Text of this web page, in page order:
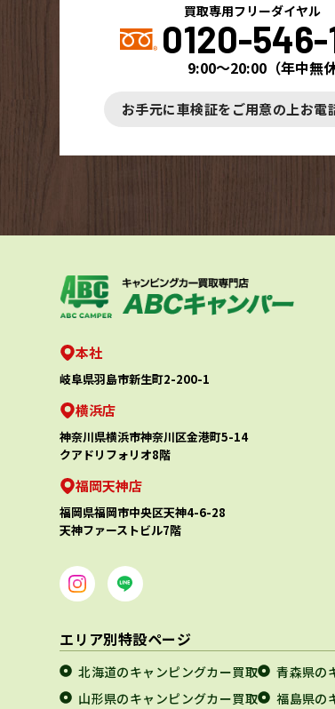
買取専用フリーダイヤル
0120-546-
9:00～20:00 （年中無
お手元に車検証をご用意の上お電
本社
岐阜県羽島市新生町2-200-1
横浜店
神奈川県横浜市神奈川区金港町5-14
クアドリフォリオ8階
福岡天神店
福岡県福岡市中央区天神4-6-28
天神ファーストビル7階
エリア別特設ページ
北海道のキャンピングカー買取 青森県の
山形県のキャンピングカー買取
福島県の